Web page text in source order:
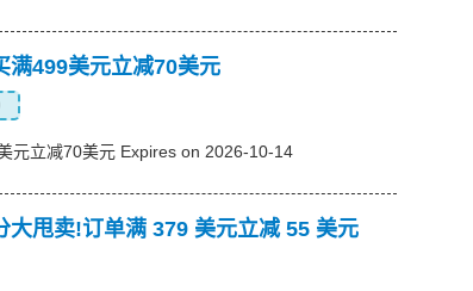
499美元立减70美元
元立减70美元 Expires on 2026-10-14
甩卖!订单满 379 美元立减 55 美元